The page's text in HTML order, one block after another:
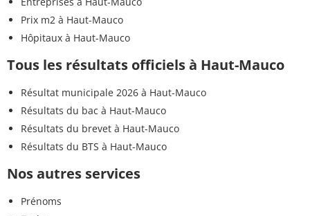
Prix m2 à Haut-Mauco
Hôpitaux à Haut-Mauco
Tous les résultats officiels à Haut-Mauco
Résultat municipale 2026 à Haut-Mauco
Résultats du bac à Haut-Mauco
Résultats du brevet à Haut-Mauco
Résultats du BTS à Haut-Mauco
Nos autres services
Prénoms